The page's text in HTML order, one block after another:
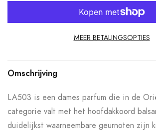
MEER BETALINGSOPTIES
toegevoegen
uw
winkelwagen
Omschrijving
LA503 is een dames parfum die in de
categorie valt met het hoofdakkoord
duidelijkst waarneembare geurnoten zijn